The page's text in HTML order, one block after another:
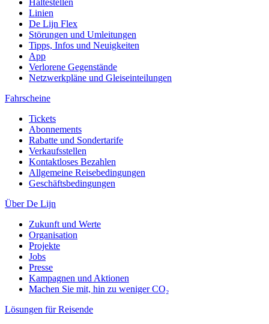
Haltestellen
Linien
De Lijn Flex
Störungen und Umleitungen
Tipps, Infos und Neuigkeiten
App
Verlorene Gegenstände
Netzwerkpläne und Gleiseinteilungen
Fahrscheine
Tickets
Abonnements
Rabatte und Sondertarife
Verkaufsstellen
Kontaktloses Bezahlen
Allgemeine Reisebedingungen
Geschäftsbedingungen
Über De Lijn
Zukunft und Werte
Organisation
Projekte
Jobs
Presse
Kampagnen und Aktionen
Machen Sie mit, hin zu weniger CO₂
Lösungen für Reisende